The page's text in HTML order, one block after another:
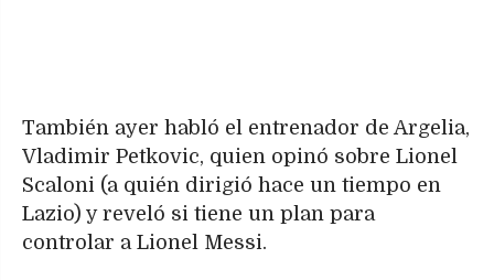
También ayer habló el entrenador de Argelia,
Vladimir Petkovic, quien opinó sobre Lionel
Scaloni (a quién dirigió hace un tiempo en
Lazio) y reveló si tiene un plan para
controlar a Lionel Messi.